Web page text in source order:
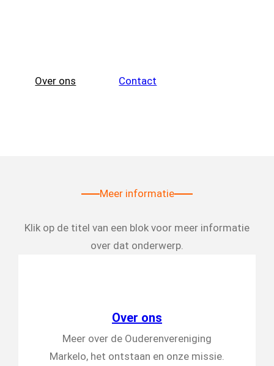
Over ons Contact
Meer informatie
Klik op de titel van een blok voor meer informatie
over dat onderwerp.
Over ons
Meer over de Ouderenvereniging
Markelo, het ontstaan en onze missie.